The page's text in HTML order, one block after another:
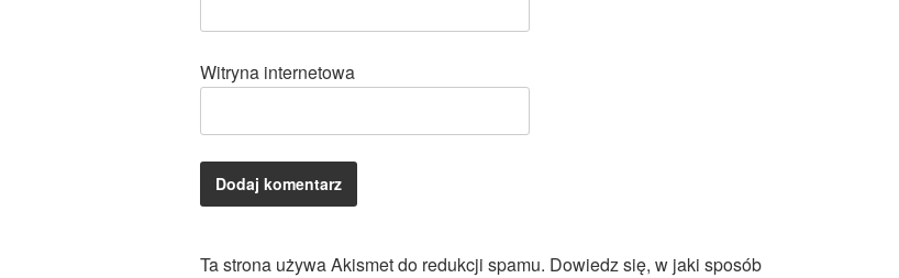
Witryna internetowa
Ta strona używa Akismet do redukcji spamu. Dowiedz się, w jaki sposób